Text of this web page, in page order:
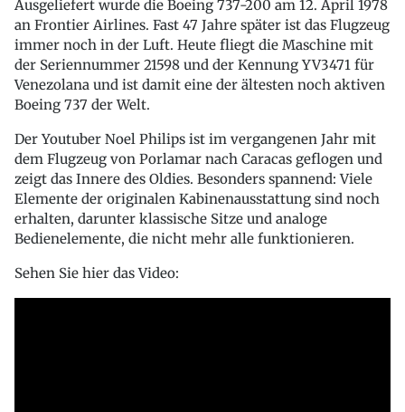
Ausgeliefert wurde die Boeing 737-200 am 12. April 1978
an Frontier Airlines. Fast 47 Jahre später ist das Flugzeug
immer noch in der Luft. Heute fliegt die Maschine mit
der Seriennummer 21598 und der Kennung YV3471 für
Venezolana und ist damit eine der ältesten noch aktiven
Boeing 737 der Welt.
Der Youtuber Noel Philips ist im vergangenen Jahr mit
dem Flugzeug von Porlamar nach Caracas geflogen und
zeigt das Innere des Oldies. Besonders spannend: Viele
Elemente der originalen Kabinenausstattung sind noch
erhalten, darunter klassische Sitze und analoge
Bedienelemente, die nicht mehr alle funktionieren.
Sehen Sie hier das Video: